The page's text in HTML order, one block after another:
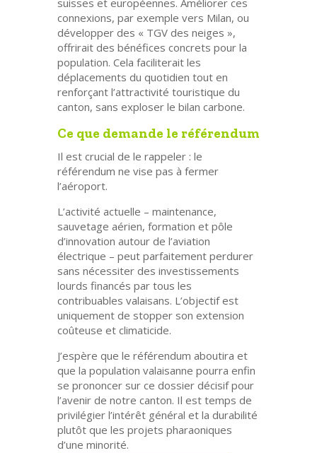
suisses et européennes. Améliorer ces
connexions, par exemple vers Milan, ou
développer des « TGV des neiges »,
offrirait des bénéfices concrets pour la
population. Cela faciliterait les
déplacements du quotidien tout en
renforçant l’attractivité touristique du
canton, sans exploser le bilan carbone.
Ce que demande le référendum
Il est crucial de le rappeler : le
référendum ne vise pas à fermer
l’aéroport.
L’activité actuelle – maintenance,
sauvetage aérien, formation et pôle
d’innovation autour de l’aviation
électrique – peut parfaitement perdurer
sans nécessiter des investissements
lourds financés par tous les
contribuables valaisans. L’objectif est
uniquement de stopper son extension
coûteuse et climaticide.
J’espère que le référendum aboutira et
que la population valaisanne pourra enfin
se prononcer sur ce dossier décisif pour
l’avenir de notre canton. Il est temps de
privilégier l’intérêt général et la durabilité
plutôt que les projets pharaoniques
d’une minorité.